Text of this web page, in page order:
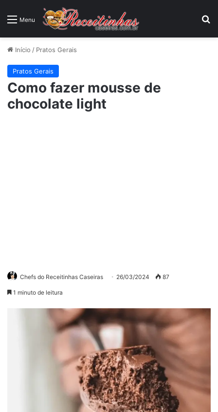
Menu
Início / Pratos Gerais
Pratos Gerais
Como fazer mousse de
chocolate light
Chefs do Receitinhas Caseiras 26/03/2024 87
1 minuto de leitura